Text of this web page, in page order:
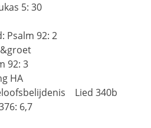
5: 30
Psalm 92: 2
92: 3
HA
Lied 340b
6,7